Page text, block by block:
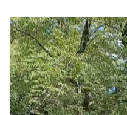
動
画
プ
レ
ー
ヤ